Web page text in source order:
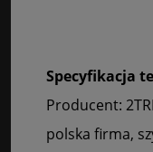
Specyfikacja
Producent:
polska firma,